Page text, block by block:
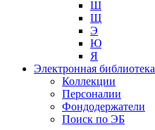
Ш
Щ
Э
Ю
Я
Электронная библиотека
Коллекции
Персоналии
Фондодержатели
Поиск по ЭБ